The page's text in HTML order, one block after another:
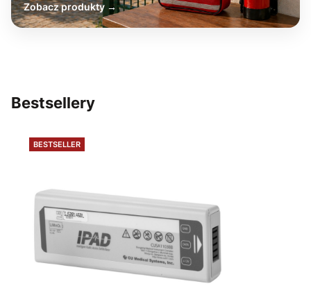
Zobacz produkty
Bestsellery
BESTSELLER